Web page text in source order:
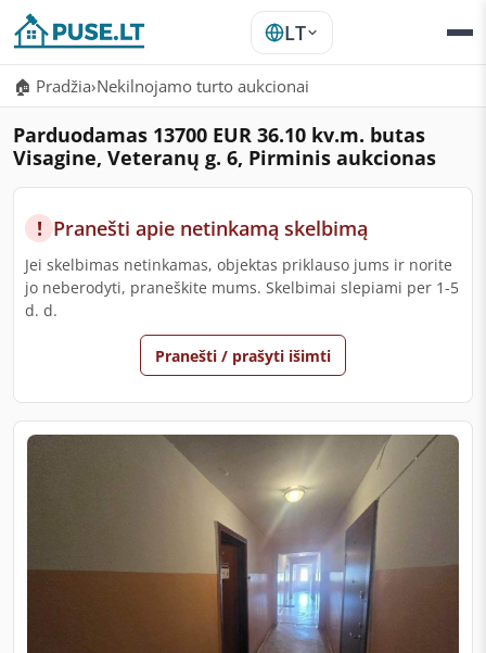
LT
🏠 Pradžia›Nekilnojamo turto aukcionai
Parduodamas 13700 EUR 36.10 kv.m. butas
Visagine, Veteranų g. 6, Pirminis aukcionas
! Pranešti apie netinkamą skelbimą
Jei skelbimas netinkamas, objektas priklauso jums ir norite
jo neberodyti, praneškite mums. Skelbimai slepiami per 1-5
d. d.
Pranešti / prašyti išimti